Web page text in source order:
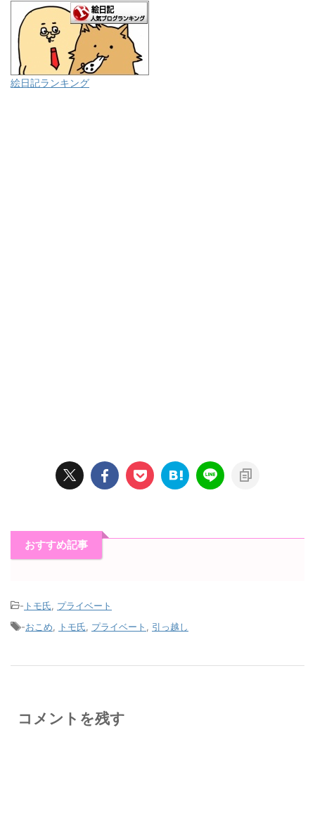
絵日記ランキング
おすすめ記事
- トモ氏
プライベート
-おこめ トモ氏 プライベート 引っ越し
コメントを残す